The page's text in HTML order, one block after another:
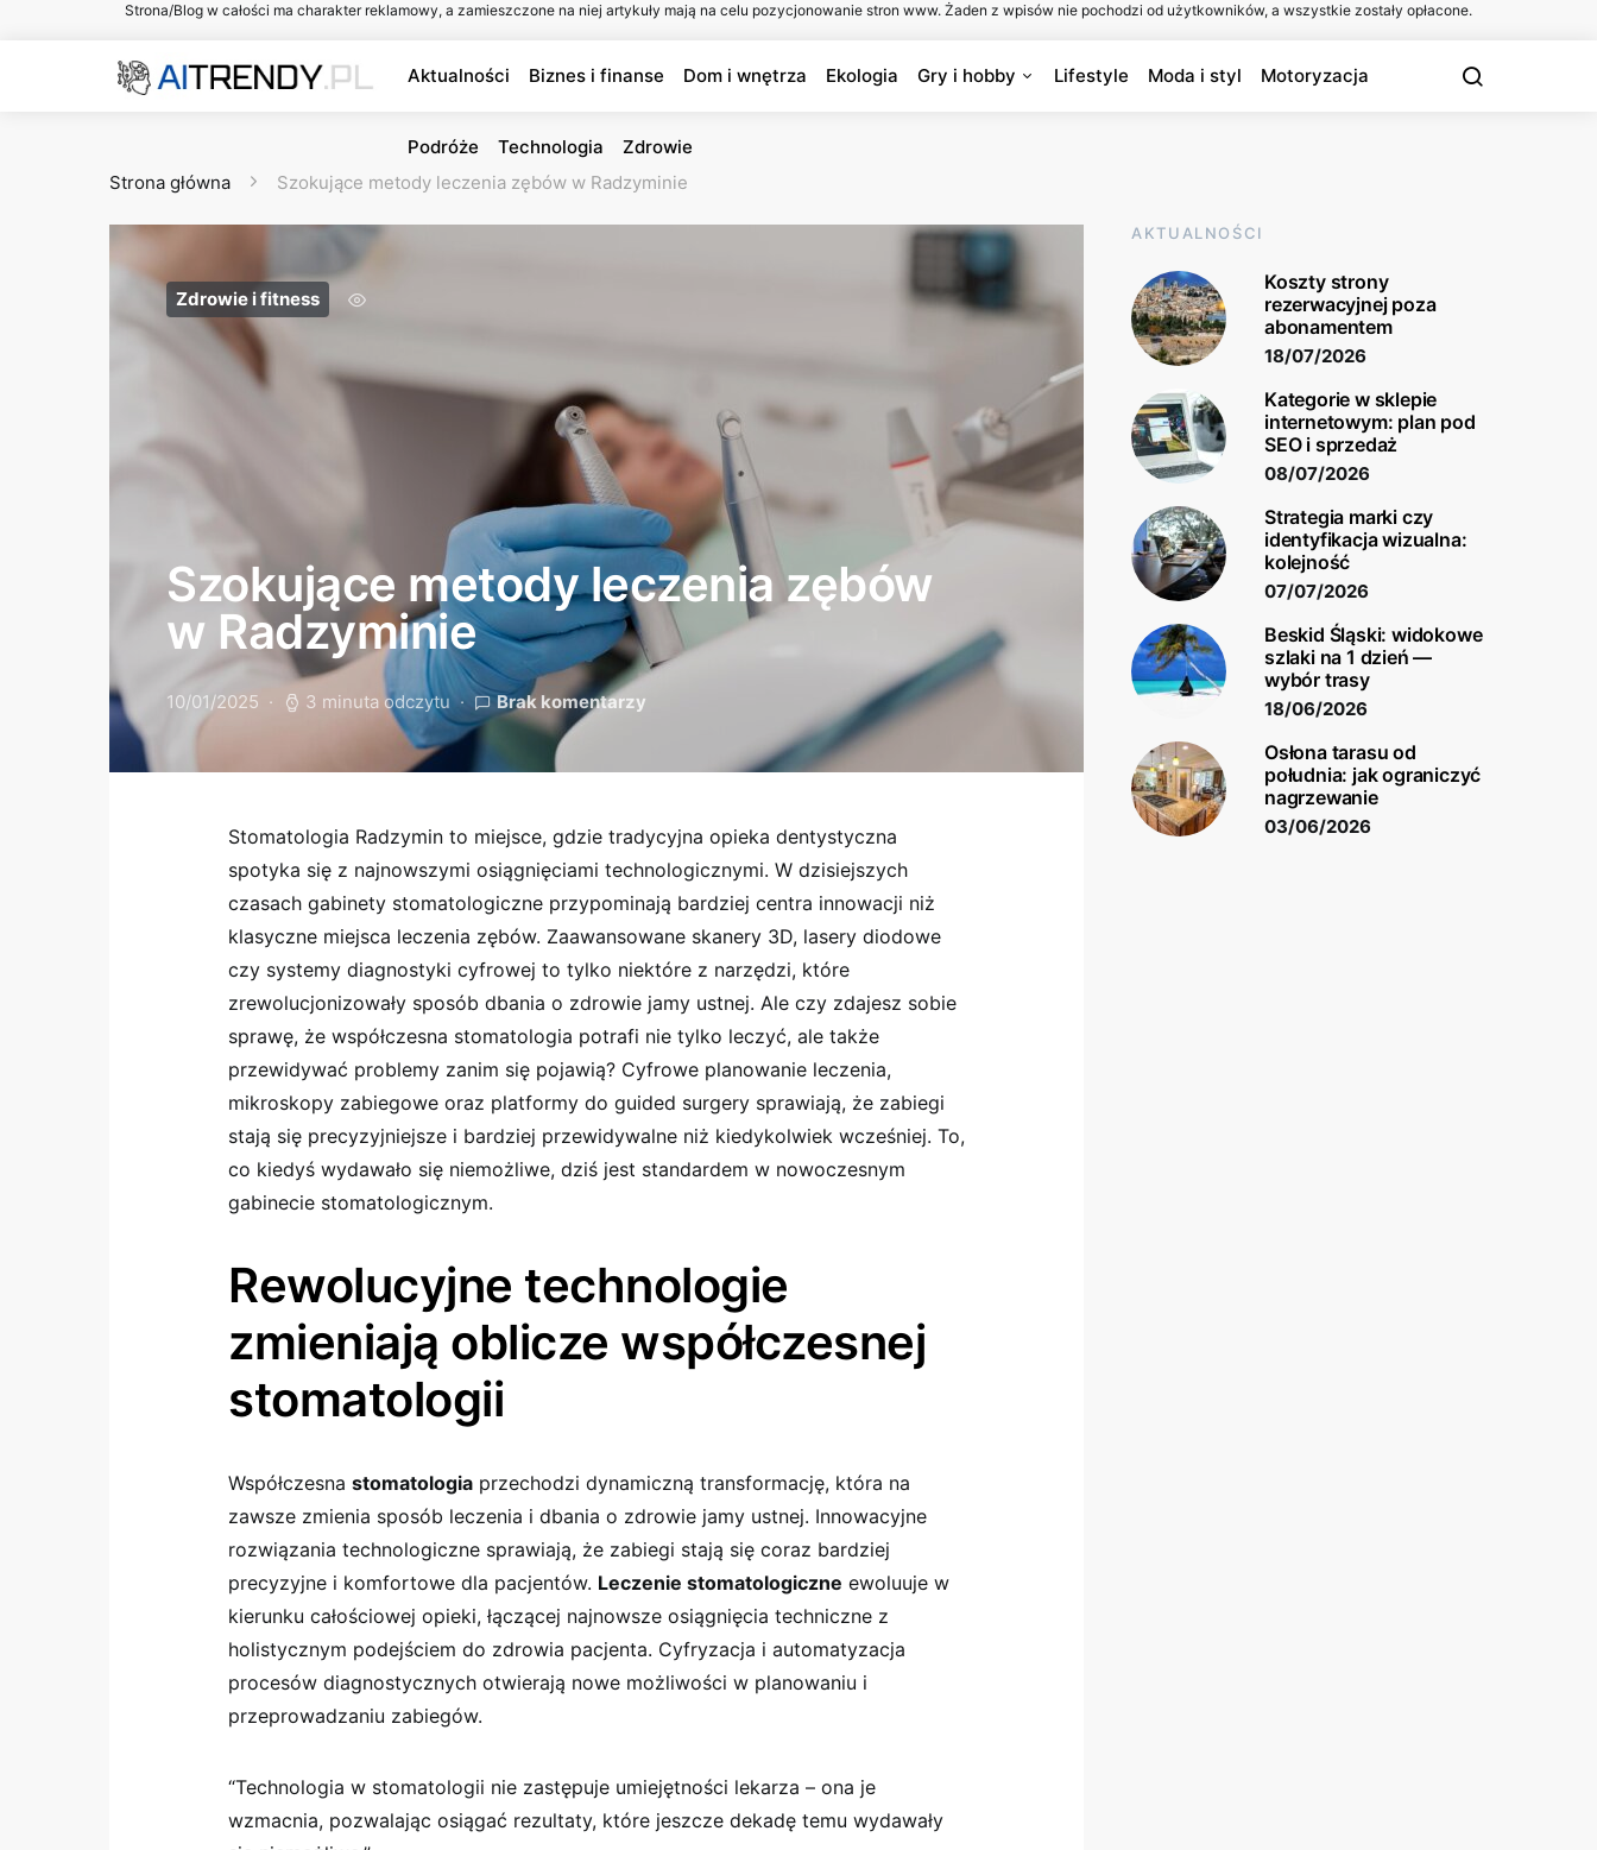
Strona/Blog w całości ma charakter reklamowy, a zamieszczone na niej artykuły mają na celu pozycjonowanie stron www. Żaden z wpisów nie pochodzi od użytkowników, a wszystkie zostały opłacone.
Aktualności Biznes i finanse Dom i wnętrza Ekologia Gry i hobby Lifestyle Moda i styl Motoryzacja
Podróże Technologia
Zdrowie
Strona główna
Szokujące metody leczenia zębów w Radzyminie
Zdrowie i fitness
Szokujące metody leczenia zębów
w Radzyminie
10/01/2025 3 minuta odczytu Brak komentarzy
Stomatologia Radzymin to miejsce, gdzie tradycyjna opieka dentystyczna
spotyka się z najnowszymi osiągnięciami technologicznymi. W dzisiejszych
czasach gabinety stomatologiczne przypominają bardziej centra innowacji niż
klasyczne miejsca leczenia zębów. Zaawansowane skanery 3D, lasery diodowe
czy systemy diagnostyki cyfrowej to tylko niektóre z narzędzi, które
zrewolucjonizowały sposób dbania o zdrowie jamy ustnej. Ale czy zdajesz sobie
sprawę, że współczesna stomatologia potrafi nie tylko leczyć, ale także
przewidywać problemy zanim się pojawią? Cyfrowe planowanie leczenia,
mikroskopy zabiegowe oraz platformy do guided surgery sprawiają, że zabiegi
stają się precyzyjniejsze i bardziej przewidywalne niż kiedykolwiek wcześniej. To,
co kiedyś wydawało się niemożliwe, dziś jest standardem w nowoczesnym
gabinecie stomatologicznym.
Rewolucyjne technologie
zmieniają oblicze współczesnej
stomatologii
Współczesna stomatologia przechodzi dynamiczną transformację, która na
zawsze zmienia sposób leczenia i dbania o zdrowie jamy ustnej. Innowacyjne
rozwiązania technologiczne sprawiają, że zabiegi stają się coraz bardziej
precyzyjne i komfortowe dla pacjentów. Leczenie stomatologiczne ewoluuje w
kierunku całościowej opieki, łączącej najnowsze osiągnięcia techniczne z
holistycznym podejściem do zdrowia pacjenta. Cyfryzacja i automatyzacja
procesów diagnostycznych otwierają nowe możliwości w planowaniu i
przeprowadzaniu zabiegów.
“Technologia w stomatologii nie zastępuje umiejętności lekarza – ona je
wzmacnia, pozwalając osiągać rezultaty, które jeszcze dekadę temu wydawały
AKTUALNOŚCI
Koszty strony
rezerwacyjnej poza
abonamentem
18/07/2026
Kategorie w sklepie
internetowym: plan pod
SEO i sprzedaż
08/07/2026
Strategia marki czy
identyfikacja wizualna:
kolejność
07/07/2026
Beskid Śląski: widokowe
szlaki na 1 dzień —
wybór trasy
18/06/2026
Osłona tarasu od
południa: jak ograniczyć
nagrzewanie
03/06/2026